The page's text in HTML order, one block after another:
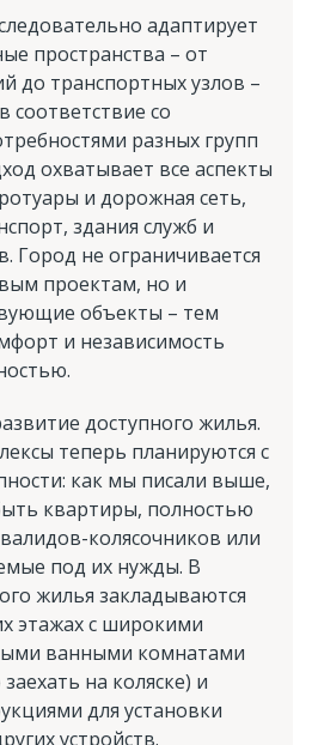
адаптирует
пространства – от
до транспортных узлов –
соответствие со
разных групп
охватывает все аспекты
и дорожная сеть,
здания служб и
Город не ограничивается
проектам, но и
объекты – тем
и независимость
доступного жилья.
теперь планируются с
как мы писали выше,
квартиры, полностью
колясочников или
под их нужды. В
жилья закладываются
этажах с широкими
ванными комнатами
на коляске) и
для установки
устройств.